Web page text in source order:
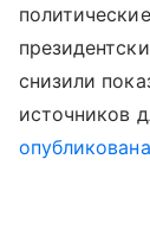
снизили
источников
опубликована